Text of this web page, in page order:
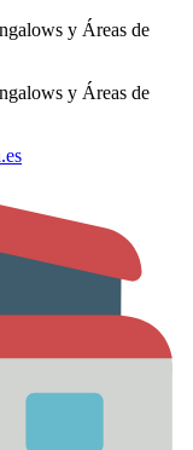
y Áreas de
y Áreas de